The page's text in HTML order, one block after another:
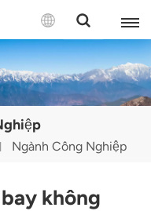
Ngành Công Nghiệp
không